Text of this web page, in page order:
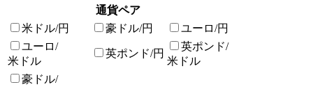
通貨ペア
米ドル/円
豪ドル/円
ユーロ/円
ユーロ/
米ドル
英ポンド/円
英ポンド/
米ドル
豪ドル/